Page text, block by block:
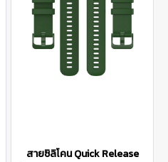
สายซิลิโคน Quick Release